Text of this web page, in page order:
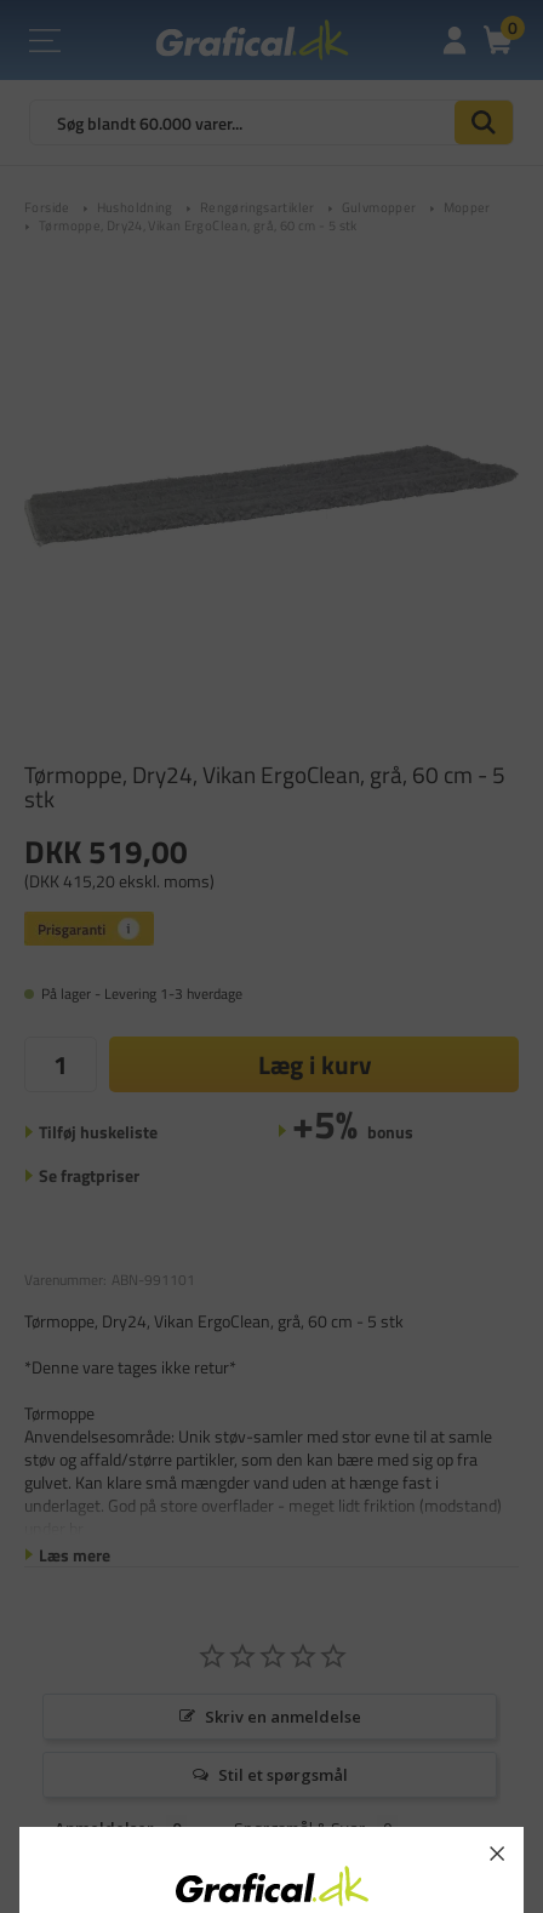
0
Forside Husholdning Rengøringsartikler Gulvmopper
Mopper
Tørmoppe, Dry24, Vikan ErgoClean, grå, 60 cm - 5 stk
Tørmoppe, Dry24, Vikan ErgoClean, grå, 60 cm - 5
stk
DKK 519,00
(DKK 415,20 ekskl. moms)
På lager - Levering 1-3 hverdage
Læg i kurv
Tilføj huskeliste +5% bonus
Se fragtpriser
Varenummer: ABN-991101
Tørmoppe, Dry24, Vikan ErgoClean, grå, 60 cm - 5 stk
*Denne vare tages ikke retur*
Tørmoppe
Anvendelsesområde: Unik støv-samler med stor evne til at samle
støv og affald/større partikler, som den kan bære med sig op fra
gulvet. Kan klare små mængder vand uden at hænge fast i
underlaget. God på store overflader - meget lidt friktion (modstand)
Læs mere
Skriv en anmeldelse
Stil et spørgsmål
Anmeldelser Spørgsmål & Svar